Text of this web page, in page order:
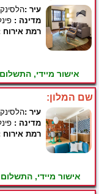
עיר :
מדינה :
רמת אירוח
אישור מיידי,
שם המלון:
עיר :
מדינה :
רמת אירוח
אישור מיידי,